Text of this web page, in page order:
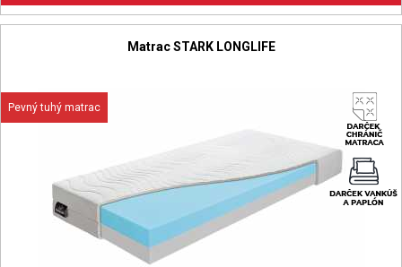
Matrac STARK LONGLIFE
Pevný tuhý matrac